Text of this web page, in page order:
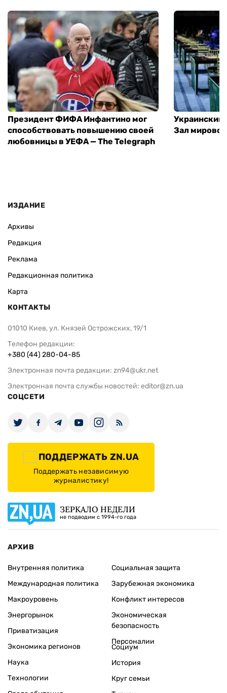
Президент ФИФА Инфантино мог
способствовать повышению своей
любовницы в УЕФА — The Telegraph
Украинский
Зал
ИЗДАНИЕ
Архивы
Редакция
Реклама
Редакционная политика
Карта
КОНТАКТЫ
01010 Киев, ул. Князей Острожских, 19/1
Телефон редакции:
+380 (44) 280-04-85
Электронная почта редакции: zn94@ukr.net
Электронная почта службы новостей: editor@zn.ua
СОЦСЕТИ
ПОДДЕРЖАТЬ ZN.UA
Поддержать независимую
журналистику!
ЗЕРКАЛО НЕДЕЛИ
не подводим с 1994-го года
АРХИВ
Внутренняя политика
Международная политика
Макроуровень
Энергорынок
Приватизация
Экономика регионов
Социальная защита
Зарубежная экономика
Конфликт интересов
Экономическая
безопасность
Персоналии
Наука
Технологии
Социум
История
Круг семьи